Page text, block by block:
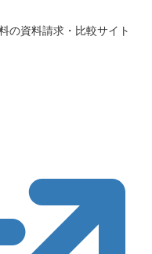
の資料請求・比較サイト